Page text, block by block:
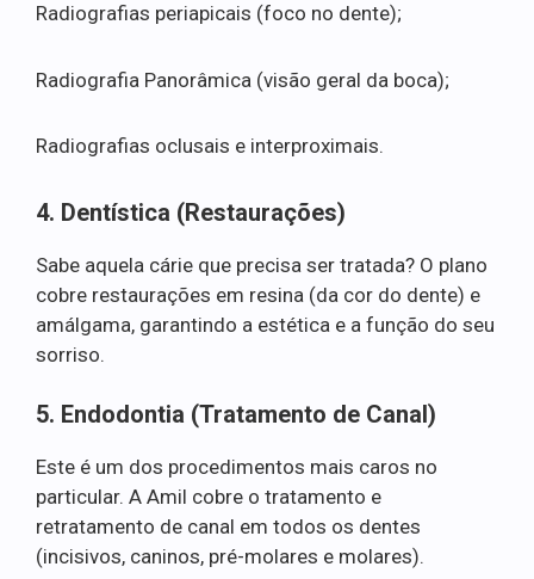
Radiografias periapicais (foco no dente);
Radiografia Panorâmica (visão geral da boca);
Radiografias oclusais e interproximais.
4. Dentística (Restaurações)
Sabe aquela cárie que precisa ser tratada? O plano
cobre restaurações em resina (da cor do dente) e
amálgama, garantindo a estética e a função do seu
sorriso.
5. Endodontia (Tratamento de Canal)
Este é um dos procedimentos mais caros no
particular. A Amil cobre o tratamento e
retratamento de canal em todos os dentes
(incisivos, caninos, pré-molares e molares).